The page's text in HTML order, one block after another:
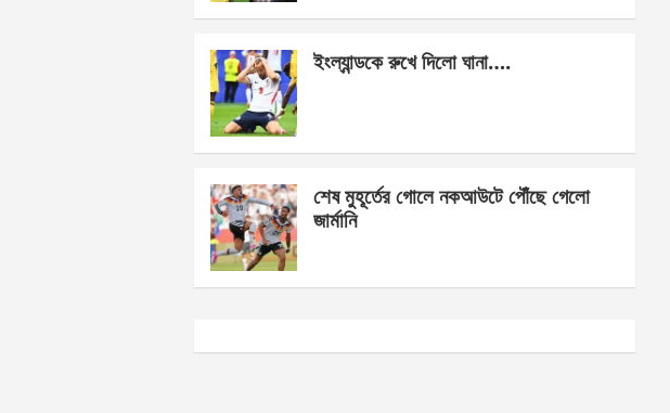
ইংল্যান্ডকে রুখে দিলো ঘানা….
শেষ মুহূর্তের গোলে নকআউটে পৌঁছে গেলো
জার্মানি